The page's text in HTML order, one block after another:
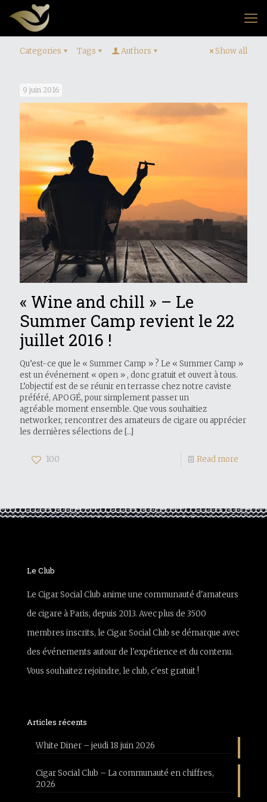
Categories Tags Authors Show all
9 juin 2016
« Wine and chill » – Le
Summer Camp revient le 22
juillet 2016 !
Qu’est-ce que le « Summer Camp » ? Le « Summer Camp »
est un événement « open » , donc gratuit et ouvert à tous.
L’objectif est de se réunir en terrasse chez notre caviste
préféré, APOGÉ, pour simplement passer un
agréable moment ensemble. Que vous souhaitiez
networker, rencontrer des amateurs de cigare ou apprécier
les dernières sélections de […]
100 Read more
Le Club
Le Cigar Social Club anime une communauté d'amateurs
de cigare à Paris, depuis 2013. Avec plus de 3500
membres inscrits, le Cigar Social Club se démarque avec
des événements autour de l'expérience et du contenu.
Vous souhaitez rejoindre, le club, c'est gratuit !
Articles récents
White Diner – jeudi 18 juin 2026
Cigar Social Club – La communauté en chiffres,
2026